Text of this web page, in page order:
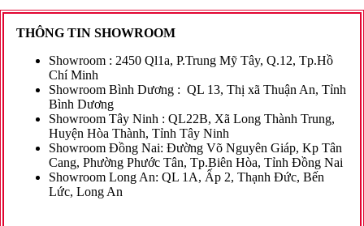
THÔNG TIN SHOWROOM
Showroom : 2450 Ql1a, P.Trung Mỹ Tây, Q.12, Tp.Hồ
Chí Minh
Showroom Bình Dương : QL 13, Thị xã Thuận An, Tỉnh
Bình Dương
Showroom Tây Ninh : QL22B, Xã Long Thành Trung,
Huyện Hòa Thành, Tỉnh Tây Ninh
Showroom Đồng Nai: Đường Võ Nguyên Giáp, Kp Tân
Cang, Phường Phước Tân, Tp.Biên Hòa, Tỉnh Đồng Nai
Showroom Long An: QL 1A, Ấp 2, Thạnh Đức, Bến
Lức, Long An